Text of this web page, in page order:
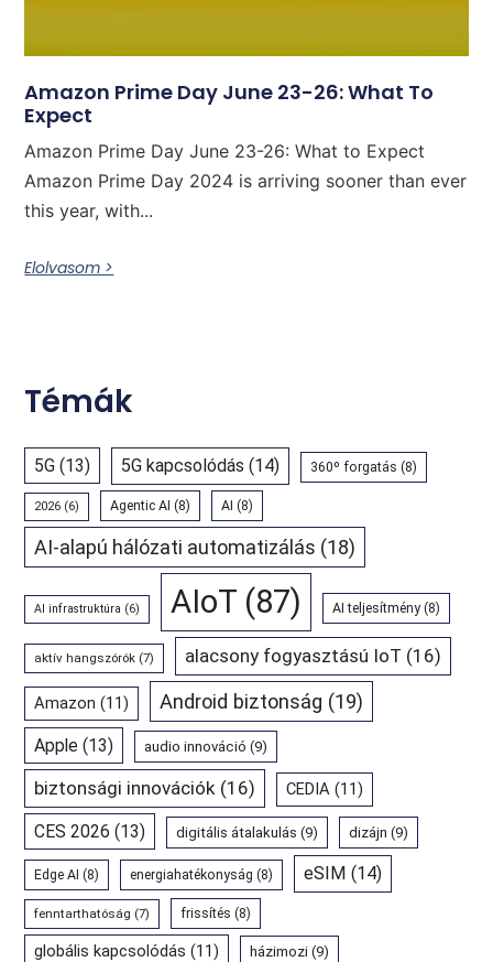
Amazon Prime Day June 23-26: What To
Expect
Amazon Prime Day June 23-26: What to Expect
Amazon Prime Day 2024 is arriving sooner than ever
this year, with...
Elolvasom >
Témák
5G (13) 5G kapcsolódás (14) 360º forgatás (8)
2026 (6) Agentic AI (8) AI (8)
AI-alapú hálózati automatizálás (18)
AI infrastruktúra (6) AIoT (87) AI teljesítmény (8)
aktív hangszórók (7) alacsony fogyasztású IoT (16)
Amazon (11) Android biztonság (19)
Apple (13) audio innováció (9)
biztonsági innovációk (16) CEDIA (11)
CES 2026 (13) digitális átalakulás (9) dizájn (9)
Edge AI (8) energiahatékonyság (8) eSIM (14)
fenntarthatóság (7) frissítés (8)
globális kapcsolódás (11) házimozi (9)